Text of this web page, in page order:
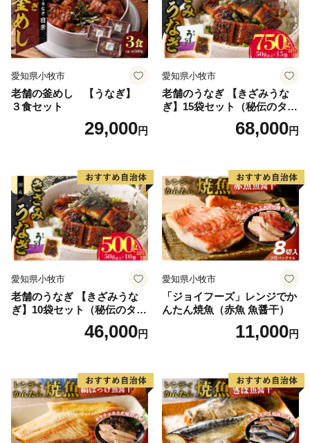
愛知県小牧市
老舗の釜めし 【うなぎ】
３食セット
29,000円
愛知県小牧市
老舗のうなぎ 【きざみうな
ぎ】15袋セット（秘伝のタレ
68,000円
愛知県小牧市
老舗のうなぎ 【きざみうな
ぎ】10袋セット（秘伝のタレ
46,000円
愛知県小牧市
「ジョイフーズ」レンジでか
んたん焼魚（赤魚 魚醤干）
11,000円